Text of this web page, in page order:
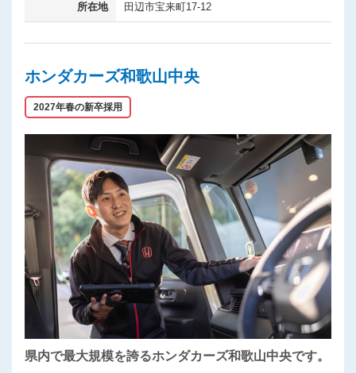
所在地 田辺市宝来町17-12
ホンダカーズ和歌山中央
2027年春の新卒採用
県内で最大規模を誇るホンダカーズ和歌山中央です。